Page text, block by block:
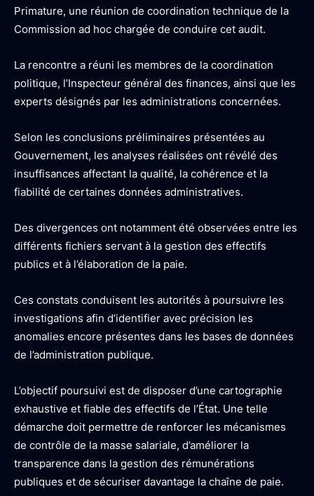
Primature, une réunion de coordination technique de la
Commission ad hoc chargée de conduire cet audit.
La rencontre a réuni les membres de la coordination
politique, l’Inspecteur général des finances, ainsi que les
experts désignés par les administrations concernées.
Selon les conclusions préliminaires présentées au
Gouvernement, les analyses réalisées ont révélé des
insuffisances affectant la qualité, la cohérence et la
fiabilité de certaines données administratives.
Des divergences ont notamment été observées entre les
différents fichiers servant à la gestion des effectifs
publics et à l’élaboration de la paie.
Ces constats conduisent les autorités à poursuivre les
investigations afin d’identifier avec précision les
anomalies encore présentes dans les bases de données
de l’administration publique.
L’objectif poursuivi est de disposer d’une cartographie
exhaustive et fiable des effectifs de l’État. Une telle
démarche doit permettre de renforcer les mécanismes
de contrôle de la masse salariale, d’améliorer la
transparence dans la gestion des rémunérations
publiques et de sécuriser davantage la chaîne de paie.